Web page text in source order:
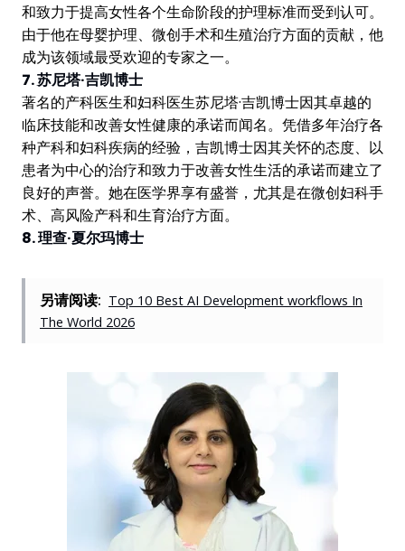
和致力于提高女性各个生命阶段的护理标准而受到认可。
由于他在母婴护理、微创手术和生殖治疗方面的贡献，他
成为该领域最受欢迎的专家之一。
7. 苏尼塔·吉凯博士
著名的产科医生和妇科医生苏尼塔·吉凯博士因其卓越的
临床技能和改善女性健康的承诺而闻名。凭借多年治疗各
种产科和妇科疾病的经验，吉凯博士因其关怀的态度、以
患者为中心的治疗和致力于改善女性生活的承诺而建立了
良好的声誉。她在医学界享有盛誉，尤其是在微创妇科手
术、高风险产科和生育治疗方面。
8. 理查·夏尔玛博士
另请阅读: Top 10 Best AI Development workflows In
The World 2026